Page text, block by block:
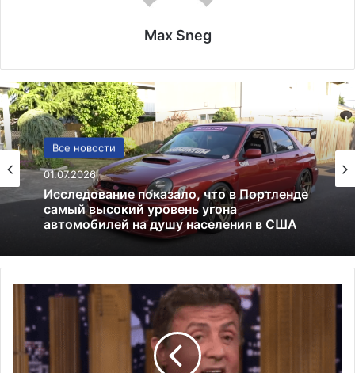
Max Sneg
Все новости
01.07.2026
Исследование показало, что в Портленде
самый высокий уровень угона
автомобилей на душу населения в США
США
13.06.2025
Америка имеет огромный избыток сыра
в